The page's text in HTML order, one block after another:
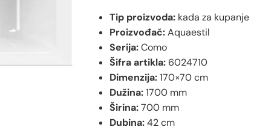
Tip proizvoda: kada za kupanje
Proizvođač:Aquaestil
Serija:Como
Šifra artikla: 6024710
Dimenzija:170×70 cm
Dužina:1700 mm
Širina:700 mm
Dubina:42 cm